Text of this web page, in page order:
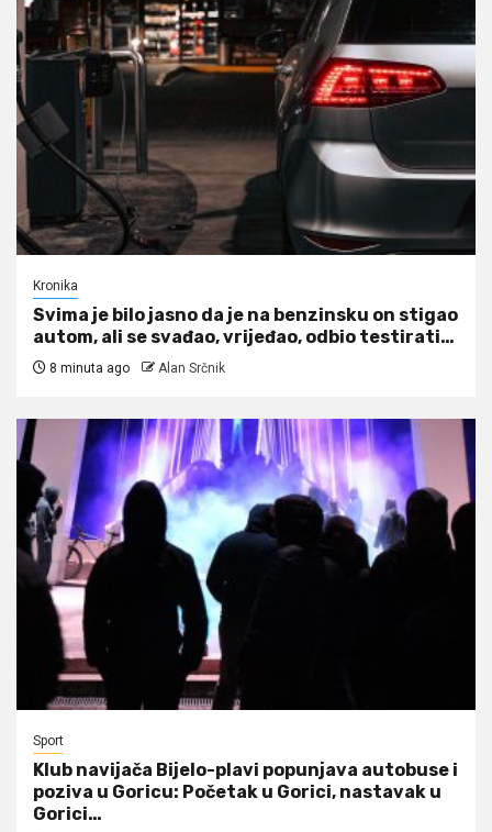
Kronika
Svima je bilo jasno da je na benzinsku on stigao
autom, ali se svađao, vrijeđao, odbio testirati…
8 minuta ago Alan Srčnik
Sport
Klub navijača Bijelo-plavi popunjava autobuse i
poziva u Goricu: Početak u Gorici, nastavak u
Gorici…